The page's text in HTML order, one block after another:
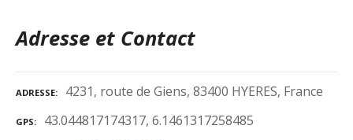
Adresse et Contact
ADRESSE 4231, route de Giens, 83400 HYERES, France
GPS 43.044817174317, 6.1461317258485